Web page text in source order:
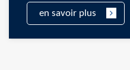
en savoir plus